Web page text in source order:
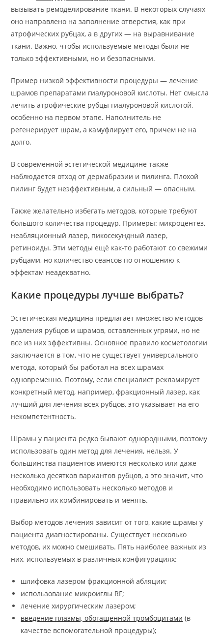
вызывать ремоделирование ткани. В некоторых случаях
оно направлено на заполнение отверстия, как при
атрофических рубцах, а в других — на выравнивание
ткани. Важно, чтобы используемые методы были не
только эффективными, но и безопасными.
Пример низкой эффективности процедуры — лечение
шрамов препаратами гиалуроновой кислоты. Нет смысла
лечить атрофические рубцы гиалуроновой кислотой,
особенно на первом этапе. Наполнитель не
регенерирует шрам, а камуфлирует его, причем не на
долго.
В современной эстетической медицине также
наблюдается отход от дермабразии и пилинга. Плохой
пилинг будет неэффективным, а сильный — опасным.
Также желательно избегать методов, которые требуют
большого количества процедур. Примеры: микроцентез,
неабляционный лазер, пикосекундный лазер,
ретиноиды. Эти методы ещё как-то работают со свежими
рубцами, но количество сеансов по отношению к
эффектам неадекватно.
Какие процедуры лучше выбрать?
Эстетическая медицина предлагает множество методов
удаления рубцов и шрамов, оставленных угрями, но не
все из них эффективны. Основное правило косметологии
заключается в том, что не существует универсального
метода, который бы работал на всех шрамах
одновременно. Поэтому, если специалист рекламирует
конкретный метод, например, фракционный лазер, как
лучший для лечения всех рубцов, это указывает на его
некомпетентность.
Шрамы у пациента редко бывают однородными, поэтому
использовать один метод для лечения, нельзя. У
большинства пациентов имеются несколько или даже
несколько десятков вариантов рубцов, а это значит, что
необходимо использовать несколько методов и
правильно их комбинировать и менять.
Выбор методов лечения зависит от того, какие шрамы у
пациента диагностированы. Существует несколько
методов, их можно смешивать. Пять наиболее важных из
них, используемых в различных конфигурациях:
шлифовка лазером фракционной абляции;
использование микроиглы RF;
лечение хирургическим лазером;
введение плазмы, обогащенной тромбоцитами (в
качестве вспомогательной процедуры);